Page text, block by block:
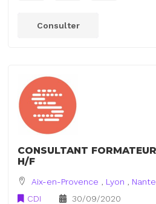
Consulter
CONSULTANT
H/F
Aix-en-Provence Lyon
CDI
30/09/2020